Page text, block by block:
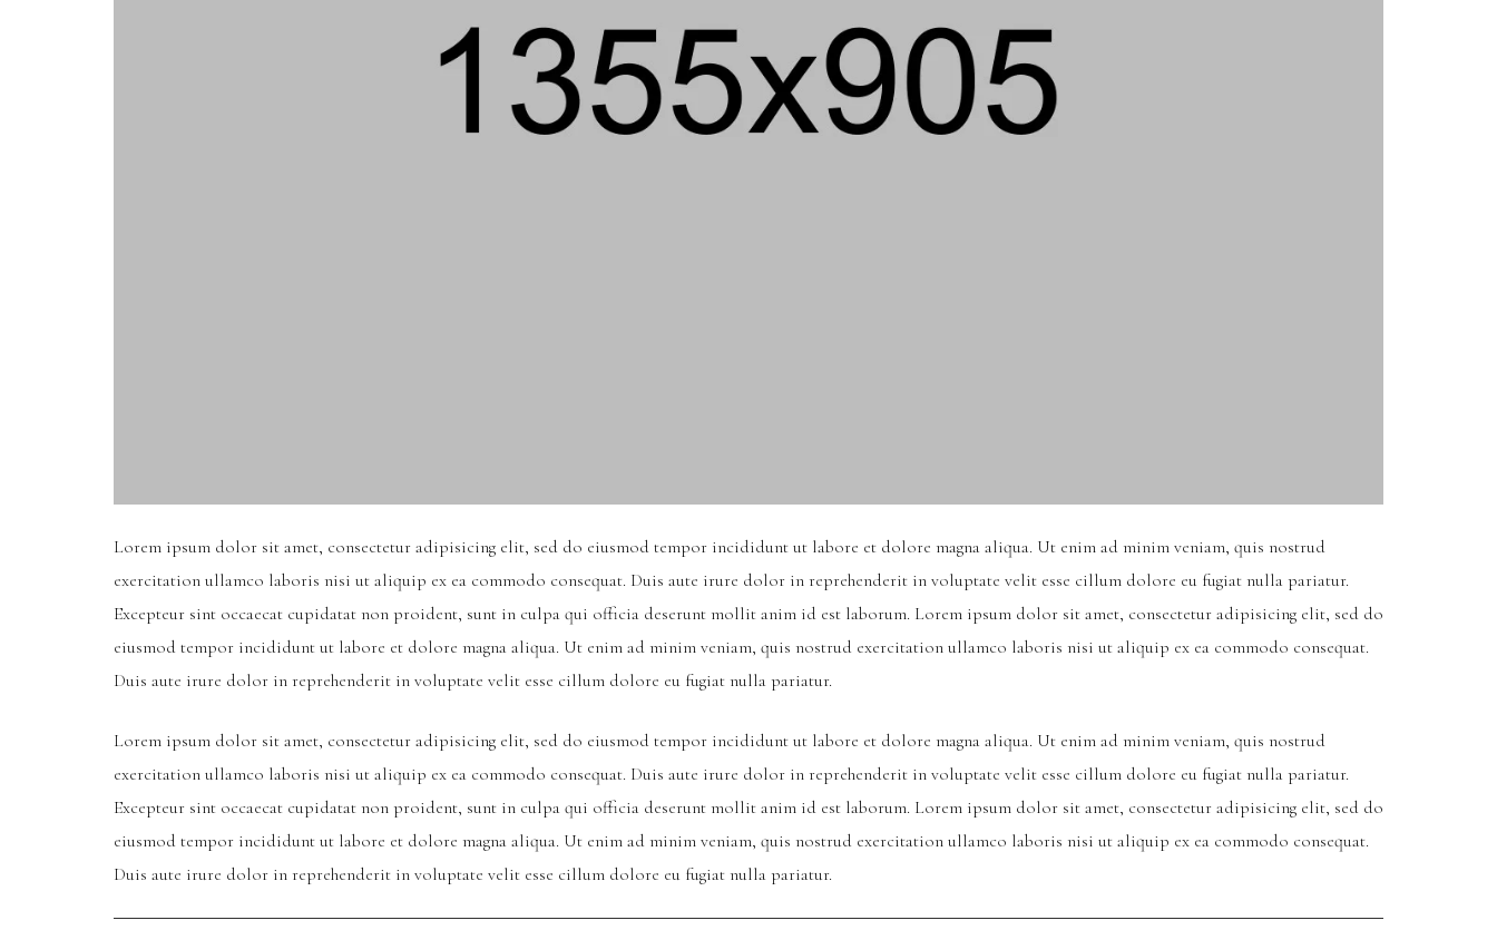
Lorem ipsum dolor sit amet, consectetur adipisicing elit, sed do eiusmod tempor incididunt ut labore et dolore magna aliqua. Ut enim ad minim veniam, quis nostrud
exercitation ullamco laboris nisi ut aliquip ex ea commodo consequat. Duis aute irure dolor in reprehenderit in voluptate velit esse cillum dolore eu fugiat nulla pariatur.
Excepteur sint occaecat cupidatat non proident, sunt in culpa qui officia deserunt mollit anim id est laborum. Lorem ipsum dolor sit amet, consectetur adipisicing elit, sed do
eiusmod tempor incididunt ut labore et dolore magna aliqua. Ut enim ad minim veniam, quis nostrud exercitation ullamco laboris nisi ut aliquip ex ea commodo consequat.
Duis aute irure dolor in reprehenderit in voluptate velit esse cillum dolore eu fugiat nulla pariatur.
Lorem ipsum dolor sit amet, consectetur adipisicing elit, sed do eiusmod tempor incididunt ut labore et dolore magna aliqua. Ut enim ad minim veniam, quis nostrud
exercitation ullamco laboris nisi ut aliquip ex ea commodo consequat. Duis aute irure dolor in reprehenderit in voluptate velit esse cillum dolore eu fugiat nulla pariatur.
Excepteur sint occaecat cupidatat non proident, sunt in culpa qui officia deserunt mollit anim id est laborum. Lorem ipsum dolor sit amet, consectetur adipisicing elit, sed do
eiusmod tempor incididunt ut labore et dolore magna aliqua. Ut enim ad minim veniam, quis nostrud exercitation ullamco laboris nisi ut aliquip ex ea commodo consequat.
Duis aute irure dolor in reprehenderit in voluptate velit esse cillum dolore eu fugiat nulla pariatur.